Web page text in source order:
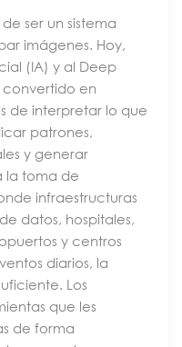
ser un sistema
imágenes. Hoy,
(IA) y al Deep
convertido en
de interpretar lo que
patrones,
y generar
la toma de
infraestructuras
datos, hospitales,
y centros
diarios, la
Los
que les
de forma